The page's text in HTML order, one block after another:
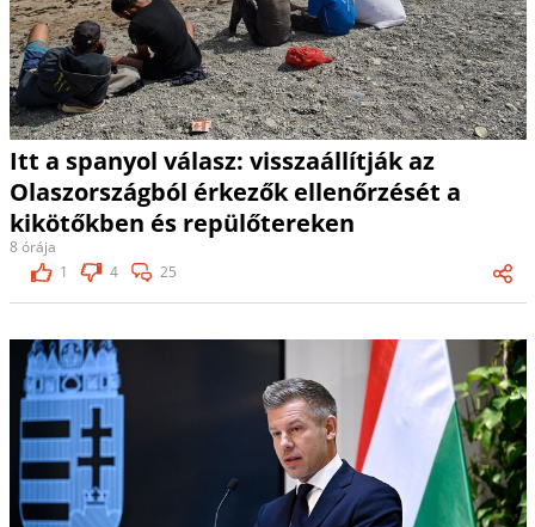
Itt a spanyol válasz: visszaállítják az
Olaszországból érkezők ellenőrzését a
kikötőkben és repülőtereken
8 órája
1
4 25